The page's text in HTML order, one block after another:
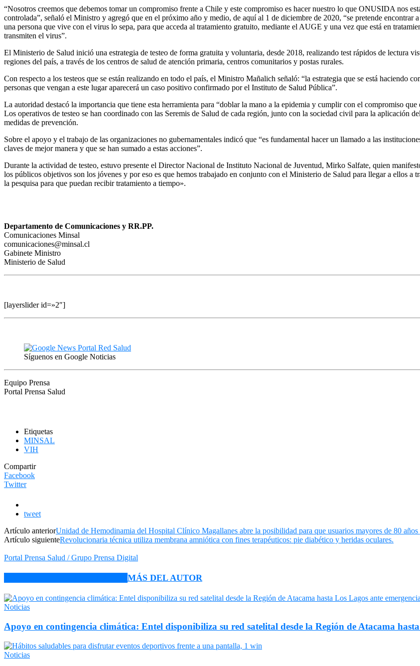
“Nosotros creemos que debemos tomar un compromiso frente a Chile y este compromiso es hacer nuestro lo que ONUSIDA nos
controlada”, señaló el Ministro y agregó que en el próximo año y medio, de aquí al 1 de diciembre de 2020, “se pretende
una persona que vive con el virus lo sepa, para que acceda al tratamiento gratuito, mediante el AUGE y una vez que está en
transmiten el virus”.
El Ministerio de Salud inició una estrategia de testeo de forma gratuita y voluntaria, desde 2018, realizando test rápidos de lectura
regiones del país, a través de los centros de salud de atención primaria, centros comunitarios y postas rurales.
Con respecto a los testeos que se están realizando en todo el país, el Ministro Mañalich señaló: “la estrategia que se está haciendo
personas que vengan a este lugar aparecerá un caso positivo confirmado por el Instituto de Salud Pública”.
La autoridad destacó la importancia que tiene esta herramienta para “doblar la mano a la epidemia y cumplir con el compromiso
Los operativos de testeo se han coordinado con las Seremis de Salud de cada región, junto con la sociedad civil para la aplicación
medidas de prevención.
Sobre el apoyo y el trabajo de las organizaciones no gubernamentales indicó que “es fundamental hacer un llamado a las
claves de mejor manera y que se han sumado a estas acciones”.
Durante la actividad de testeo, estuvo presente el Director Nacional de Instituto Nacional de Juventud, Mirko Salfate, quien
los públicos objetivos son los jóvenes y por eso es que hemos trabajado en conjunto con el Ministerio de Salud para llegar a ellos
la pesquisa para que puedan recibir tratamiento a tiempo».
Departamento de Comunicaciones y RR.PP.
Comunicaciones Minsal
comunicaciones@minsal.cl
Gabinete Ministro
Ministerio de Salud
[layerslider id=»2″]
Síguenos en Google Noticias
Equipo Prensa
Portal Prensa Salud
Etiquetas
MINSAL
VIH
Compartir
Facebook
Twitter
tweet
Artículo anteriorUnidad de Hemodinamia del Hospital Clínico Magallanes abre la posibilidad para que usuarios mayores de 80
Artículo siguienteRevolucionaria técnica utiliza membrana amniótica con fines terapéuticos: pie diabético y heridas oculares.
Portal Prensa Salud / Grupo Prensa Digital
MÁS DEL AUTOR
Noticias
Apoyo en contingencia climática: Entel disponibiliza su red satelital desde la Región de Atacama
Noticias